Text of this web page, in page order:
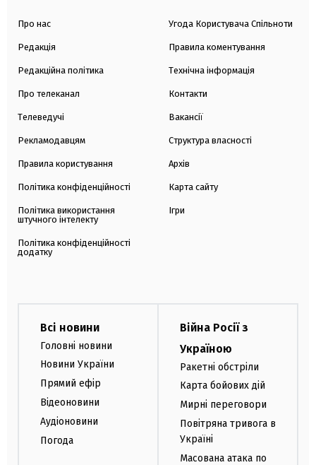
Про нас
Редакція
Редакційна політика
Про телеканал
Телеведучі
Рекламодавцям
Правила користування
Політика конфіденційності
Політика використання
штучного інтелекту
Політика конфіденційності
додатку
Угода Користувача Спільноти
Правила коментування
Технічна інформація
Контакти
Вакансії
Структура власності
Архів
Карта сайту
Ігри
Всі новини
Головні новини
Новини України
Прямий ефір
Відеоновини
Аудіоновини
Погода
Війна Росії з
Україною
Ракетні обстріли
Карта бойових дій
Мирні переговори
Повітряна тривога в
Україні
Масована атака по